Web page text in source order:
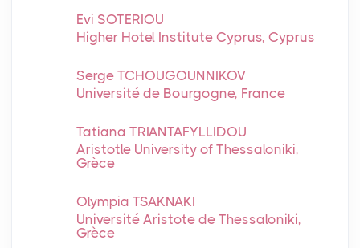
Evi SOTERIOU
Higher Hotel Institute Cyprus, Cyprus
Serge TCHOUGOUNNIKOV
Université de Bourgogne, France
Tatiana TRIANTAFYLLIDOU
Aristotle University of Thessaloniki,
Grèce
Olympia TSAKNAKI
Université Aristote de Thessaloniki,
Grèce